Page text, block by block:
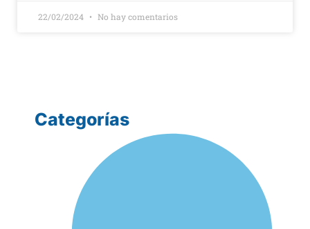
22/02/2024 No hay comentarios
Categorías